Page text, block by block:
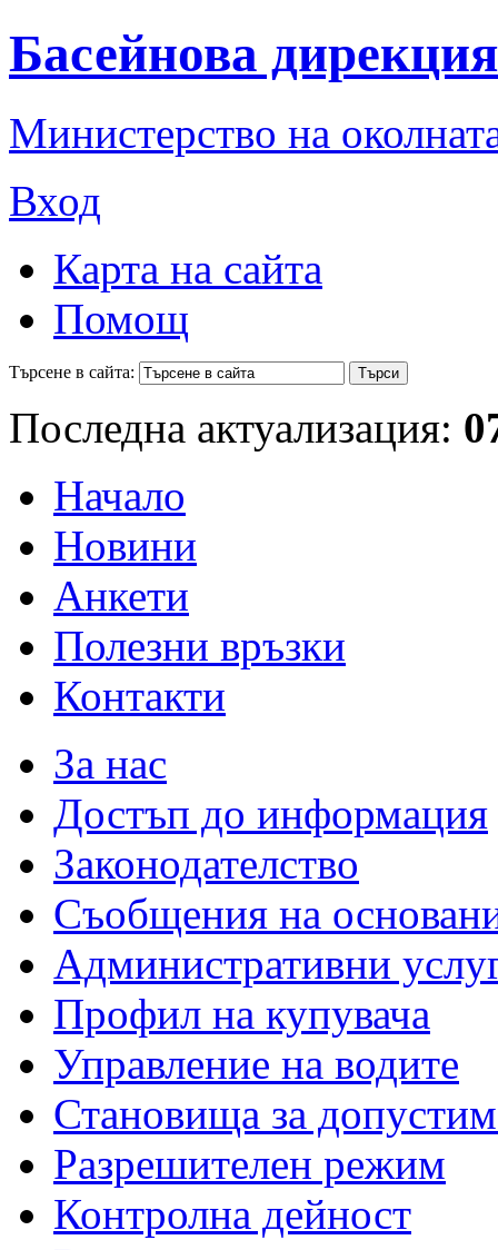
Басейнова
Министерство на
Вход
Карта на сайта
Помощ
Търсене в сайта:
Последна актуализация:
Начало
Новини
Анкети
Полезни връзки
Контакти
За нас
Достъп до информация
Законодателство
Съобщения на
Административни
Профил на купувача
Управление на водите
Становища за
Разрешителен режим
Контролна дейност